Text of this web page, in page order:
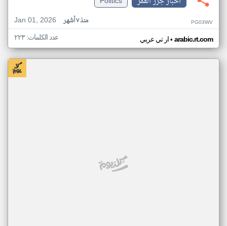
Jan 01, 2026
منذ ٧ أشهر PG03WV
ار تي عربي• arabic.rt.com عدد الكلمات: ٢٢٣